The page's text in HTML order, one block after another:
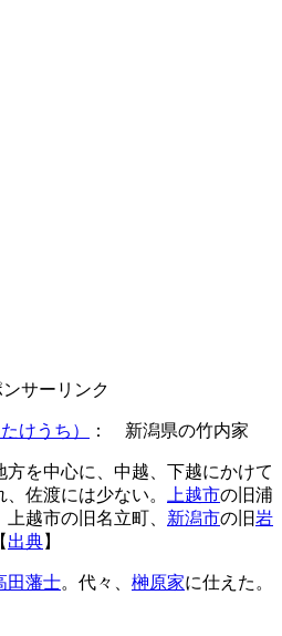
ンサーリンク
けうち） ： 新潟県の竹内家
を中心に、中越、下越にかけて
佐渡には少ない。
上越市の旧浦
越市の旧名立町、 新潟市の旧岩
出典】
田藩士。代々、 榊原家に仕えた。